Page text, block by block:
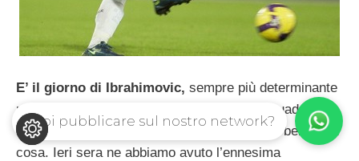
E’ il giorno di Ibrahimovic, sempre più determinante
per l’Inter di Mourinho, sempre più uomo-squadra,
senza il quale l’armata nerazzurrasarebbe ben poca
cosa. Ieri sera ne abbiamo avuto l’ennesima
Vuoi pubblicare sul nostro network?